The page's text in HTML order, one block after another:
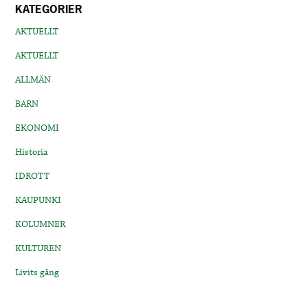
KATEGORIER
AKTUELLT
AKTUELLT
ALLMÄN
BARN
EKONOMI
Historia
IDROTT
KAUPUNKI
KOLUMNER
KULTUREN
Livits gång